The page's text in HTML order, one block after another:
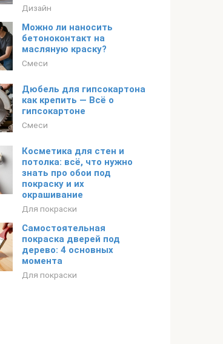
Дизайн
Можно ли наносить
бетоноконтакт на
масляную краску?
Смеси
Дюбель для гипсокартона
как крепить — Всё о
гипсокартоне
Смеси
Косметика для стен и
потолка: всё, что нужно
знать про обои под
покраску и их
окрашивание
Для покраски
Самостоятельная
покраска дверей под
дерево: 4 основных
момента
Для покраски